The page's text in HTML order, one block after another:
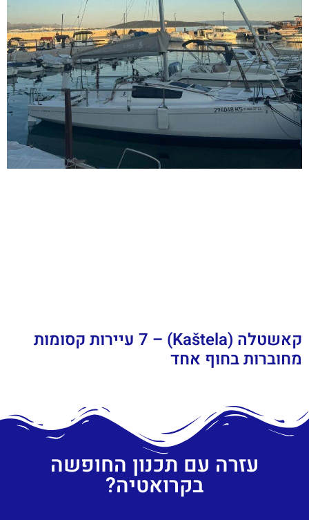
קאשטלה (Kaštela) – 7 עיירות קסומות
מחוברות בחוף אחד
עזרה עם תכנון החופשה
בקרואטיה?